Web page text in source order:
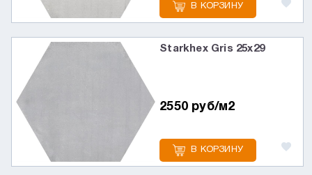
В КОРЗИНУ
Starkhex Gris 25х29
2550 руб/м2
В КОРЗИНУ